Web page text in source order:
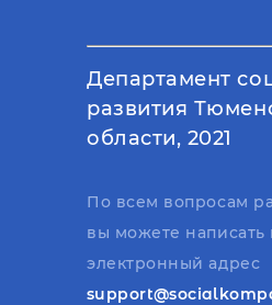
Департамент
развития
области, 2021
По всем вопросам
вы можете написать
электронный адрес